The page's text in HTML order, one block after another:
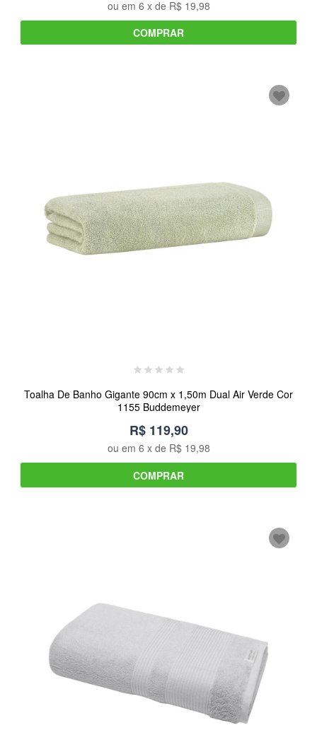
ou em 6 x de R$ 19,98
COMPRAR
Toalha De Banho Gigante 90cm x 1,50m Dual Air Verde Cor
1155 Buddemeyer
R$ 119,90
ou em 6 x de R$ 19,98
COMPRAR